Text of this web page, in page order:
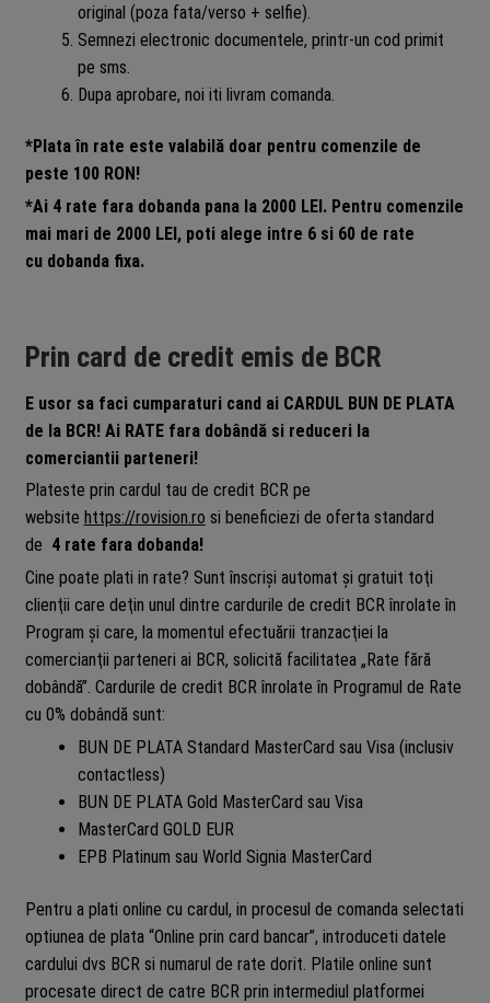
original (poza fata/verso + selfie).
Semnezi electronic documentele, printr-un cod primit
pe sms.
Dupa aprobare, noi iti livram comanda.
*Plata în rate este valabilă doar pentru comenzile de
peste 100 RON!
*Ai 4 rate fara dobanda pana la 2000 LEI. Pentru comenzile
mai mari de 2000 LEI, poti alege intre 6 si 60 de rate
cu dobanda fixa.
Prin card de credit emis de BCR
E usor sa faci cumparaturi cand ai CARDUL BUN DE PLATA
de la BCR! Ai RATE fara dobândă si reduceri la
comerciantii parteneri!
Plateste prin cardul tau de credit BCR pe
website https://rovision.ro si beneficiezi de oferta standard
de 4 rate fara dobanda!
Cine poate plati in rate? Sunt înscrişi automat şi gratuit toţi
clienţii care deţin unul dintre cardurile de credit BCR înrolate în
Program şi care, la momentul efectuării tranzacţiei la
comercianţii parteneri ai BCR, solicită facilitatea „Rate fără
dobândă”. Cardurile de credit BCR înrolate în Programul de Rate
cu 0% dobândă sunt:
BUN DE PLATA Standard MasterCard sau Visa (inclusiv
contactless)
BUN DE PLATA Gold MasterCard sau Visa
MasterCard GOLD EUR
EPB Platinum sau World Signia MasterCard
Pentru a plati online cu cardul, in procesul de comanda selectati
optiunea de plata “Online prin card bancar”, introduceti datele
cardului dvs BCR si numarul de rate dorit. Platile online sunt
procesate direct de catre BCR prin intermediul platformei